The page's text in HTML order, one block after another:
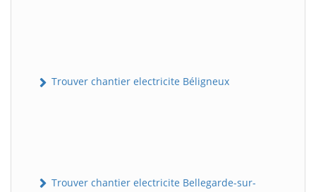
Trouver chantier electricite Béligneux
Trouver chantier electricite Bellegarde-sur-